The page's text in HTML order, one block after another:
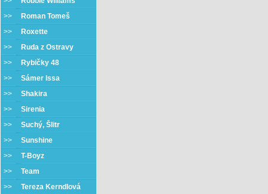
>>
Roman Tomeš
>>
Roxette
>>
Ruda z Ostravy
>>
Rybičky 48
>> Sámer Issa
>> Shakira
>> Sirenia
>> Suchý, Šlitr
>> Sunshine
>> T-Boyz
>> Team
>> Tereza Kerndlová